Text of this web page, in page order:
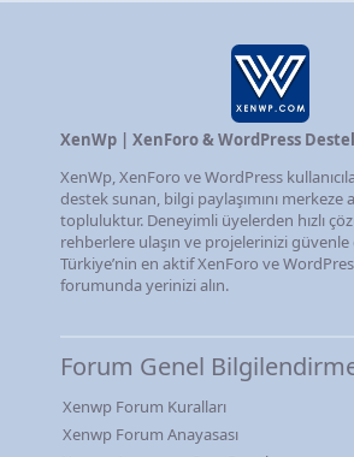
XenWp | XenForo & WordPress
XenWp, XenForo ve WordPress
destek sunan, bilgi paylaşımını merkeze
topluluktur. Deneyimli üyelerden hızlı
rehberlere ulaşın ve projelerinizi
Türkiye’nin en aktif XenForo ve
forumunda yerinizi alın.
Forum Genel
Xenwp Forum Kuralları
Xenwp Forum Anayasası